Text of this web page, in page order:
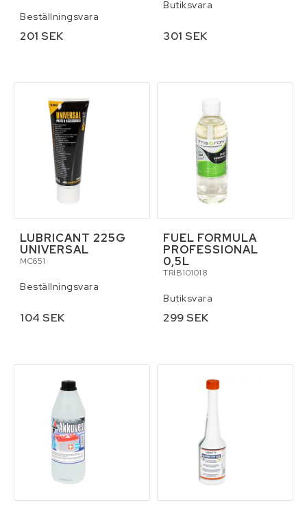
Beställningsvara
201 SEK
Butiksvara
301 SEK
LUBRICANT 225G
UNIVERSAL
MC651
Beställningsvara
104 SEK
FUEL FORMULA
PROFESSIONAL
0,5L
TRIB101018
Butiksvara
299 SEK